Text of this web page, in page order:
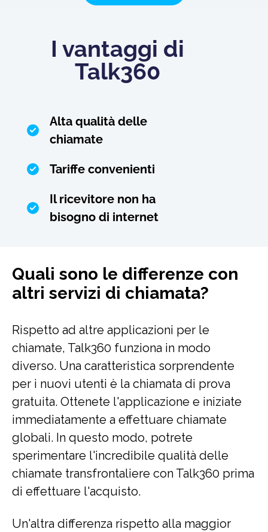
I vantaggi di
Talk360
Alta qualità delle
chiamate
Tariffe convenienti
Il ricevitore non ha
bisogno di internet
Quali sono le differenze con
altri servizi di chiamata?
Rispetto ad altre applicazioni per le
chiamate, Talk360 funziona in modo
diverso. Una caratteristica sorprendente
per i nuovi utenti è la chiamata di prova
gratuita. Ottenete l'applicazione e iniziate
immediatamente a effettuare chiamate
globali. In questo modo, potrete
sperimentare l'incredibile qualità delle
chiamate transfrontaliere con Talk360 prima
di effettuare l'acquisto.
Un'altra differenza rispetto alla maggior